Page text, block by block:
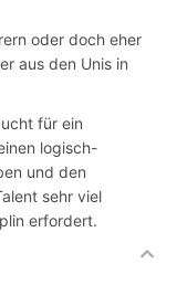
oder doch eher
aus den Unis in
für ein
logisch-
und den
sehr viel
erfordert.